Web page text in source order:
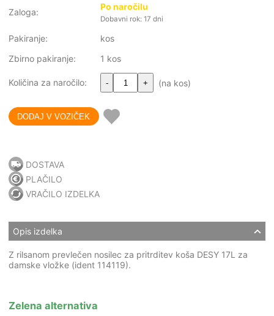
Zaloga:
Po naročilu
Dobavni rok: 17 dni
Pakiranje:
kos
Zbirno pakiranje:
1 kos
Količina za naročilo: - + (na kos)
DOSTAVA
PLAČILO
VRAČILO IZDELKA
Opis izdelka
Z rilsanom prevlečen nosilec za pritrditev koša DESY 17L za
damske vložke (ident 114119).
Zelena alternativa